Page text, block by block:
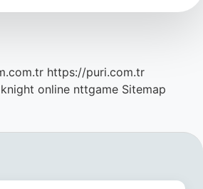
https://puri.com.tr
knight online nttgame Sitemap